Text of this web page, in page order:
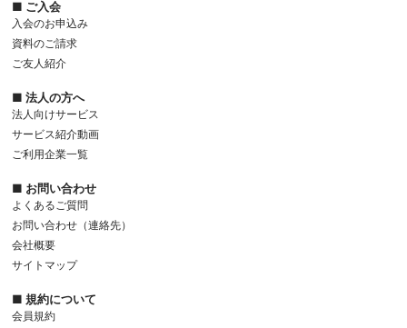
■ ご入会
入会のお申込み
資料のご請求
ご友人紹介
■ 法人の方へ
法人向けサービス
サービス紹介動画
ご利用企業一覧
■ お問い合わせ
よくあるご質問
お問い合わせ（連絡先）
会社概要
サイトマップ
■ 規約について
会員規約